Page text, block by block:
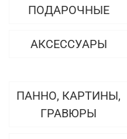
ПОДАРОЧНЫЕ
АКСЕССУАРЫ
ПАННО, КАРТИНЫ,
ГРАВЮРЫ